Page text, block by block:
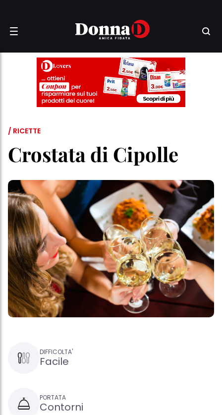
/ RICETTE
Crostata di Cipolle
DIFFICOLTA'
Facile
PORTATA
Contorni